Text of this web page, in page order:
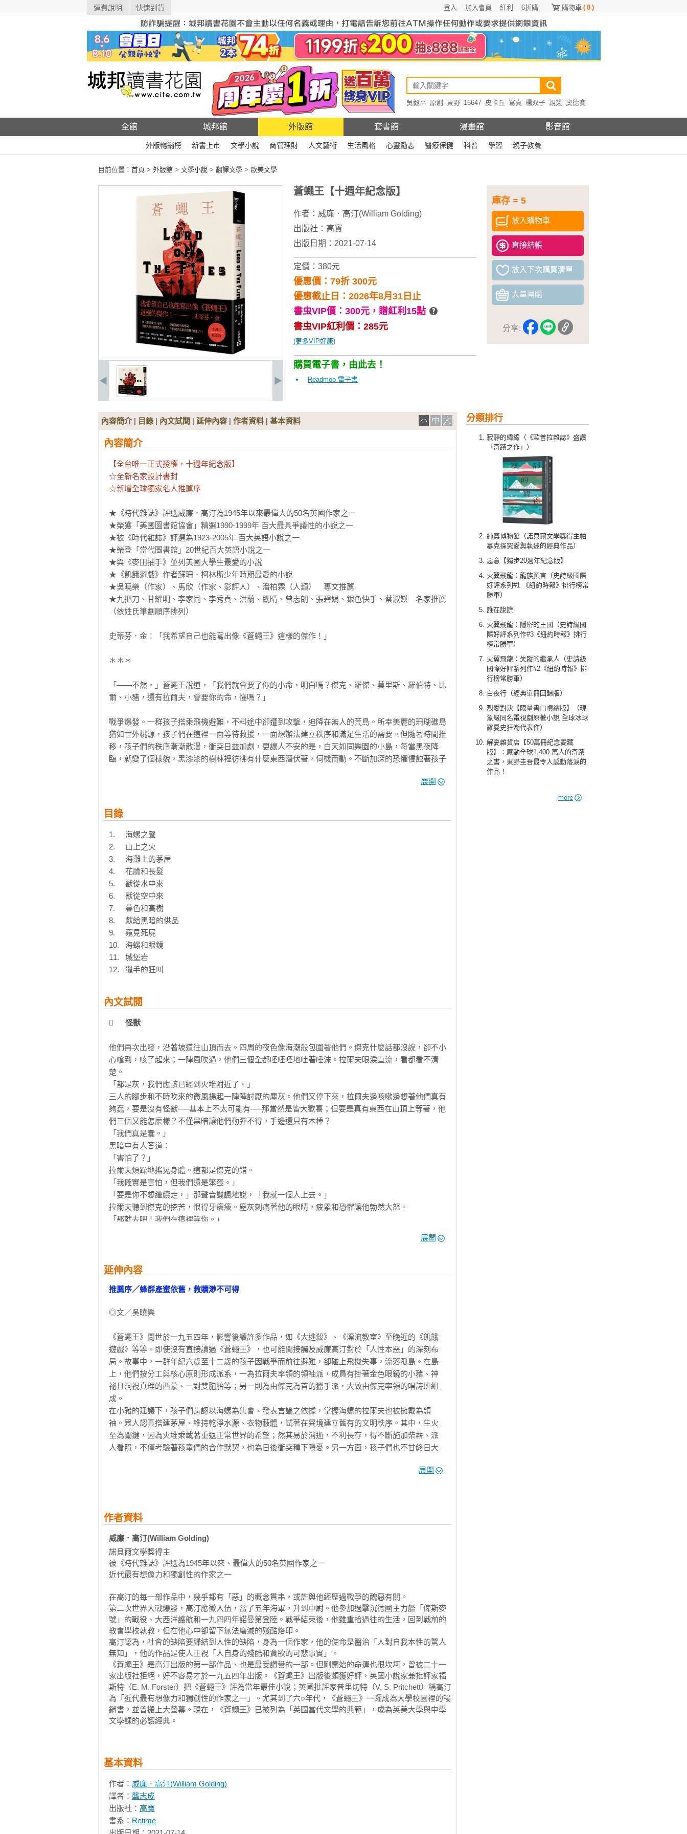
運費說明 快速到貨 購物車 ( 0 )
6折購
紅利
加入會員
登入
吳毅平 原創 東野 16647 皮卡丘 寫真 楊双子 親簽 奧德賽
全館 城邦館 外版館 套書館 漫畫館 影音館
外版暢銷榜 新書上市 文學小說 商管理財 人文藝術 生活風格 心靈勵志 醫療保健 科普 學習 親子教養
目前位置： 首頁 > 外版館 > 文學小說 > 翻譯文學 > 歐美文學
庫存 = 5
放入購物車
直接結帳
放入下次購買清單
大量團購
分享:
蒼蠅王【十週年紀念版】
作者： 威廉．高汀(William Golding)
出版社： 高寶
出版日期：2021-07-14
定價：380元
優惠價：79折 300元
優惠截止日：2026年8月31日止
書虫VIP價：300元， 贈紅利15點
書虫VIP紅利價：285元
(更多VIP好康)
購買電子書，由此去！
Readmoo 電子書
分類排行
寂靜的緯線（《歐普拉雜誌》盛讚
「奇蹟之作」）
純真博物館（諾貝爾文學獎得主帕
慕克探究愛與執迷的經典作品）
惡意【獨步20週年紀念版】
火翼飛龍：龍族預言（史詩級國際
好評系列#1 《紐約時報》排行榜常
勝軍）
誰在說謊
火翼飛龍：隱密的王國（史詩級國
際好評系列作#3《紐約時報》排行
榜常勝軍）
火翼飛龍：失蹤的繼承人（史詩級
國際好評系列作#2《紐約時報》排
行榜常勝軍）
白夜行（經典單冊回歸版）
烈愛對決【限量書口噴繪版】（現
象級同名電視劇原著小說 全球冰球
羅曼史狂潮代表作）
解憂雜貨店【50萬冊紀念愛藏
版】：感動全球1,400 萬人的奇蹟
之書，東野圭吾最令人感動落淚的
作品！
more
內容簡介| 目錄 | 內文試閱 | 延伸內容 | 作者資料 | 基本資料
內容簡介
【全台唯一正式授權，十週年紀念版】
☆全新名家設計書封
☆新增全球獨家名人推薦序
★《時代雜誌》評選威廉．高汀為1945年以來最偉大的50名英國作家之一
★榮獲「美國圖書館協會」精選1990-1999年 百大最具爭議性的小說之一
★被《時代雜誌》評選為1923-2005年 百大英語小說之一
★榮登「當代圖書館」20世紀百大英語小說之一
★與《麥田捕手》並列美國大學生最愛的小說
★《飢餓遊戲》作者蘇珊．柯林斯少年時期最愛的小說
★吳曉樂（作家）、馬欣（作家、影評人）、潘柏霖（人類）　專文推薦
★九把刀、甘耀明、李家同、李秀貞、洪蘭、既晴、曾志朗、張碧娟、銀色快手、蔡淑媖　名家推薦
（依姓氏筆劃順序排列）
史蒂芬．金：「我希望自己也能寫出像《蒼蠅王》這樣的傑作！」
＊＊＊
「——不然，」蒼蠅王說道，「我們就會要了你的小命，明白嗎？傑克、羅傑、莫里斯、羅伯特、比
爾、小豬，還有拉爾夫，會要你的命，懂嗎？」
戰爭爆發。一群孩子搭乘飛機避難，不料途中卻遭到攻擊，迫降在無人的荒島。所幸美麗的珊瑚礁島
猶如世外桃源，孩子們在這裡一面等待救援，一面想辦法建立秩序和滿足生活的需要。但隨著時間推
移，孩子們的秩序漸漸散漫，衝突日益加劇，更讓人不安的是，白天如同樂園的小島，每當黑夜降
臨，就變了個樣貌，黑漆漆的樹林裡彷彿有什麼東西潛伏著，伺機而動。不斷加深的恐懼侵蝕著孩子
「蒼蠅王」即「蒼蠅之王」，源自希伯來語「Ba’alzevuv」；在《聖經》中，「Baal」被當作「萬惡之
首」；在英語中，「蒼蠅王」是糞便和汙物之王，因此也是醜惡的同義詞。高汀以此命名是為了表達
獸性戰勝人性的道德主題；故事中的孩子害怕莫須有的怪物，但其實怪物就在人心，是人把樂園變成
了屠場。
【媒體盛讚】
◆《時代雜誌》
本書細膩刻畫「天真的死亡與人性的黑暗」，而這有可能是全人類的寫照。
如果這本小說撰寫於19世紀，那書中的男孩想必會創造一個歡樂夢幻的人間天堂。但高汀卻用一種冷
酷、嚴謹，彷彿心理分析的角度來描述這個伊甸園的墮落，並殘忍地戳破人們對「兒童永遠天真無
邪」的迷思。
◆亞馬遜網路書店
◆《柯克斯書評》
非常出色的奇想故事，不僅引人入勝，甚至讓人深信不疑。故事架構完整，讀後發人深省。這是高汀
的第一本小說，獨樹一格且歷久彌新，就如同故事中被遺棄在荒島的少年，我們這些讀者們也擁有同
【名人推薦】
九把刀
甘耀明
吳曉樂
李秀貞
李家同
既晴
洪蘭
馬欣
張碧娟
曾志朗
銀色快手
潘柏霖
者隨，在當代大眾文化，特別是恐怖小說、冒險小說、青少年小說、漫畫、影視的領域裡，是「生存
小說」的濫觴。如高見廣春的《大逃殺》、貴志祐介的《深紅色的迷宮》、丹．西蒙斯的《極地惡
園》——在這些新進作品中，有些題材是孩童的戰爭、有些是劣境的克服、有些則是弱肉強食的生存
脫離不了《蒼蠅王》指陳的範圍，顯見其無與倫比、超越時代的影響力。
◆銀色快手
《蒼蠅王》就像是人類社會的微縮膠捲，你看這群天真爛漫的孩子們，在飛機失事後，他們降落在一
個不被大人管束的小島上，展開前所未有的大冒險。別把他們當作孩子看待，他可是有相當厲害的模
仿能力，竭盡所能的去模仿那個還來不及長大的成人世界，試圖重建新的秩序，卻渾然未覺無知將帶
來暴力與黑暗。
展開
目錄
1.	海螺之聲
2.	山上之火
3.	海灘上的茅屋
4.	花臉和長髮
5.	獸從水中來
6.	獸從空中來
7.	暮色和高樹
8.	獻給黑暗的供品
9.	窺見死屍
10.	海螺和眼鏡
11.	城堡岩
12.	獵手的狂叫
內文試閱
	怪獸
他們再次出發，沿著坡道往山頂而去。四周的夜色像海潮般包圍著他們。傑克什麼話都沒說，卻不小
心嗆到，咳了起來；一陣風吹過，他們三個全都呸呸呸地吐著唾沫。拉爾夫眼淚直流，看都看不清
楚。
「都是灰，我們應該已經到火堆附近了。」
三人的腳步和不時吹來的微風揚起一陣陣討厭的塵灰。他們又停下來，拉爾夫邊咳嗽邊想著他們真有
夠蠢，要是沒有怪獸──基本上不太可能有──那當然是皆大歡喜；但要是真有東西在山頂上等著，他
們三個又能怎麼樣？不僅黑暗讓他們動彈不得，手邊還只有木棒？
「我們真是蠢。」
黑暗中有人答道：
「害怕了？」
拉爾夫煩躁地搖晃身體。這都是傑克的錯。
「我確實是害怕，但我們還是笨蛋。」
「要是你不想繼續走，」那聲音譏諷地說，「我就一個人上去。」
拉爾夫聽到傑克的挖苦，恨得牙癢癢。塵灰刺痛著他的眼睛，疲累和恐懼讓他勃然大怒。
「那就去吧！我們在這裡等你。」
「好，回頭見。」
拉爾夫覺得他的膝蓋碰到某個堅硬的東西，原來是一根燒黑的樹幹，而且還搖搖晃晃的，表面相當粗
身旁蹲下，引得樹幹在灰燼中搖晃。羅傑一聲不吭，也許是天生沉默寡言，他既不發表對怪獸的想
陣急促而惱人的敲打聲，知道是羅傑用他那根愚蠢的木棒在敲打著什麼。
他們就那樣坐著，羅傑搖晃著，敲打著，不動聲色；拉爾夫則生著悶氣。近在眼前的夜空上，滿是星
斗，將他們團團包圍，只有矗立在夜色中的山影，留下了一塊純然的黑。
突然上方傳來一陣連走帶跑的腳步聲。有人不顧危險地大步闖過山岩和火堆餘燼。接著傑克出現在他
們身邊，渾身發抖，聲音嘶啞，害他們差點認不出來。
「我在山頂上看到一個東西。」
他們聽到他撞上那根樹幹，樹幹劇烈搖晃起來。他靜躺了一會兒，接著咕噥道：
「小心點，那東西可能會跟來。」
又一陣灰燼飛來，撲簌簌地落在他們四周。傑克坐了起來。
「我看到山上有個東西，身體會發脹。」
「有種青蛙，會發出類似『噗嚕』的聲音，身體也會膨脹。」
拉爾夫也嚇了自己一跳，不只是因為平靜的語氣，更因為自己大膽的意圖。
「我們上去看看。」
自從認識傑克以來，拉爾夫第一次看到傑克躊躇不前。
「現在？」
拉爾夫的語氣不言而喻。
拉爾夫離開樹幹，帶頭穿過沙沙作響的灰燼，朝上走去，消失在深沉夜色中；其他兩人則跟在後面。
拉爾夫話一說完，內心類似理智之類的聲音便紛紛響了起來。小豬曾說他天真，而心裡的聲音則叫他
別做傻瓜。黑暗和危險的行動，讓這個夜晚彷彿像是坐在牙醫診療椅上一樣，有一種非理智的、不真
實的恐懼。
他們走上最後一段斜坡時，傑克和羅傑靠得更近了，從兩個黑色的點，變成可以辨識的人影。接著他
們不約而同地停下腳步，蹲在一起。在他們背後，靠近海平面的天空似乎變亮了，想來不久後，月亮
就會升上來了。森林裡的風又一次呼嘯而過，把他們的破衣爛衫吹得緊貼在身上。
拉爾夫動了起來。
「跟我來。」
他們小心地匍匐向前，羅傑落後一點。傑克和拉爾夫一起翻過山肩，閃閃發亮的潟湖平臥在他們腳
下，潟湖再過去就是長條狀的珊瑚礁，白色的，有些模糊。羅傑跟了上來。
羅傑和拉爾夫向前移動，而傑克，因為他說過許多大話，就留下來殿後。他們來到平坦的山頭，堅硬
的石頭磨痛了手和膝蓋。
真的有一個會發脹的傢伙。
拉爾夫把手伸進冰涼鬆軟的火堆灰燼裡，忍住尖叫。由於沒料到真的會看見怪獸，他的手和肩都在抽
搐。剎那間一道令人噁心的綠光閃現，忽而又消失在夜色中。羅傑趴在他身後，傑克正在跟他耳語：
「再過去一點的那塊岩石，原本有條裂縫，但現在好像隆起來了，看到了嗎？」
展開
延伸內容
推薦序／蜂群產蜜依舊，救贖渺不可得
◎文／吳曉樂
《蒼蠅王》問世於一九五四年，影響後續許多作品，如《大逃殺》、《漂流教室》至晚近的《飢餓
遊戲》等等。即使沒有直接讀過《蒼蠅王》，也可能間接觸及威廉高汀對於「人性本惡」的深刻布
局。故事中，一群年紀六歲至十二歲的孩子因戰爭而前往避難，卻碰上飛機失事，流落孤島。在島
上，他們按分工與核心原則形成派系，一為拉爾夫率領的領袖派，成員有掛著金色眼鏡的小豬、神
祕且洞視真理的西蒙、一對雙胞胎等；另一則為由傑克為首的獵手派，大致由傑克率領的唱詩班組
成。
在小豬的建議下，孩子們肯認以海螺為集會、發表言論之依據，掌握海螺的拉爾夫也被擁戴為領
袖。眾人認真搭建茅屋、維持乾淨水源、衣物蔽體，試著在異境建立舊有的文明秩序。其中，生火
至為關鍵，因為火堆乘載著重返正常世界的希望；然其易於消逝，不利長存，得不斷施加柴薪、派
人看照，不僅考驗著孩童們的合作默契，也為日後衝突種下隱憂。另一方面，孩子們也不甘終日大
「殺野獸喲！割喉嚨喲！放牠血喲！」的戰歌，殺戮的亢奮一日日感染童心，傑克也因屢次告捷，
言，「惡出於人，猶如蜜產於蜂」。西蒙嗣後死於傳遞真理的路途，拉爾夫跟小豬竟也受豬肉所
誘，加入狂歡，意外參與踐踏西蒙的行列。聖人殉道，理性崩毀，宗教的救贖也無力回天，情勢日
書中角色還原了人類個體的殊異心性，也不妨詮釋為內心的善惡辯證，我們必然能夠在這些孩童身
上找到自己相對應的損缺。我的主觀建議是，閱讀時，儘量讓角色以一個等待被感受的姿態，而不
而微地呈現了這些孩童是怎樣的人，他們的舉止又將把彼此帶往怎樣的生死，讀者應能跟隨情節流
動，自然而然地聯想到拉爾夫、小豬、西蒙及傑克這些角色的象徵與隱喻，我也期許讀者從這些理
解中，抽繹出一種普世的、橫跨年代、甚至抹消作者與讀者界線的情感共鳴，你從角色的命運出
發，最終竟降落在自己對故事的迴響。這也是頂尖小說家的能耐：你不會因為闔上書頁就停止與作
者的交流，因這故事早已融入你的經歷。
最終，不免想問，我們與《蒼蠅王》，距離幾何？《蒼蠅王》是高汀親身投入二戰，見證殘酷戰爭
後所交出的人性思辨之作，固然有其歷史脈絡，但我深信，此書亦有專屬當代的任務。今日孤島早
已不限於地理區隔，而是資訊的橫堵與落差，人們的惡行也不再止於身體髮膚的毀傷。如今常聞青
年在網路祕密群組進行著駭人的互動，並因此傷人或自傷。如韓國Ｎ號房事件，有論者曰其為「屠
殺靈魂的現場直播」，四名主嫌平均年齡不過二十一歲，也像書中人物，接受良好教育、明白基本
義理，他們卻犯下令人髮指的惡行。網路互聯人群，卻也形成孤島，島上有拉爾夫跟小豬之流，試
們取用十分節制，絕不妄行濫殺，但人類史上，輕重失衡的屠殺所在多有。易言之，人性往往鑿出
野獸亦望塵莫及的深淵。此際，我們依然可在新聞中辨讀到類似的處境，小豬已死，雙胞胎被迫倒
戈，獵手們如追趕野豬般試圖撲殺拉爾夫，林中大火燒燎，煙塵滿天，此際我們在等待什麼？一艘
「機械降神式」的巡洋艦？若高汀在世，目睹一切，他也許會想：我早已預示救贖渺不可得，一如
你如何指望，蜂群不再產蜜？
展開
作者資料
威廉．高汀(William Golding)
諾貝爾文學獎得主
被《時代雜誌》評選為1945年以來、最偉大的50名英國作家之一
近代最有想像力和獨創性的作家之一
在高汀的每一部作品中，幾乎都有「惡」的概念貫串，或許與他經歷過戰爭的醜惡有關。
第二次世界大戰爆發，高汀應徵入伍，當了五年海軍，升到中尉。他參加過擊沉德國主力艦「俾斯麥
號」的戰役、大西洋護航和一九四四年諾曼第登陸。戰爭結束後，他雖重拾過往的生活，回到戰前的
教會學校執教，但在他心中卻留下無法磨滅的殘酷烙印。
高汀認為，社會的缺陷要歸結到人性的缺陷，身為一個作家，他的使命是醫治「人對自我本性的驚人
無知」，他的作品是使人正視「人自身的殘酷和貪欲的可悲事實」。
《蒼蠅王》是高汀出版的第一部作品、也是最受讚譽的一部。但剛開始的命運也很坎坷，曾被二十一
家出版社拒絕，好不容易才於一九五四年出版。《蒼蠅王》出版後頗獲好評，英國小說家兼批評家福
斯特（E. M. Forster）把《蒼蠅王》評為當年最佳小說；英國批評家普里切特（V. S. Pritchett）稱高汀
為「近代最有想像力和獨創性的作家之一」。尤其到了六○年代，《蒼蠅王》一躍成為大學校園裡的暢
銷書，並曾搬上大螢幕。現在，《蒼蠅王》已被列為「英國當代文學的典範」，成為英美大學與中學
文學課的必讀經典。
基本資料
作者： 威廉．高汀(William Golding)
譯者： 龔志成
出版社： 高寶
書系： Retime